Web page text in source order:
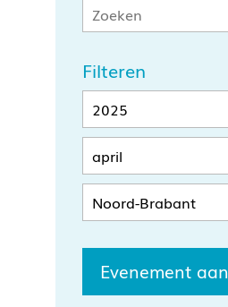
Filteren
Evenement